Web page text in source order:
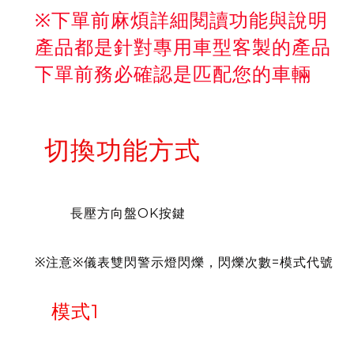
※下單前麻煩詳細閱讀功能與說明
產品都是針對專用車型客製的產品
下單前務必確認是匹配您的車輛
切換功能方式
長壓方向盤OK按鍵
※注意※儀表雙閃警示燈閃爍，閃爍次數=模式代號
模式1